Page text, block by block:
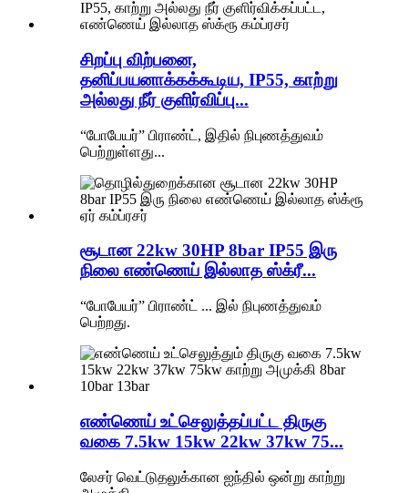
சிறப்பு விற்பனை,
தனிப்பயனாக்கக்கூடிய, IP55, காற்று
அல்லது நீர் குளிர்விப்பு...
“போபேயர்” பிராண்ட், இதில் நிபுணத்துவம்
பெற்றுள்ளது...
சூடான 22kw 30HP 8bar IP55 இரு
நிலை எண்ணெய் இல்லாத ஸ்க்ரீ...
“போபேயர்” பிராண்ட் ... இல் நிபுணத்துவம்
பெற்றது.
எண்ணெய் உட்செலுத்தப்பட்ட திருகு
வகை 7.5kw 15kw 22kw 37kw 75...
லேசர் வெட்டுதலுக்கான ஐந்தில் ஒன்று காற்று